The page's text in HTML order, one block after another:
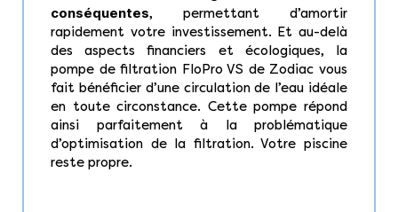
conséquentes, permettant d’amortir
rapidement votre investissement. Et au-delà
des aspects financiers et écologiques, la
pompe de filtration FloPro VS de Zodiac vous
fait bénéficier d’une circulation de l’eau idéale
en toute circonstance. Cette pompe répond
ainsi parfaitement à la problématique
d’optimisation de la filtration. Votre piscine
reste propre.